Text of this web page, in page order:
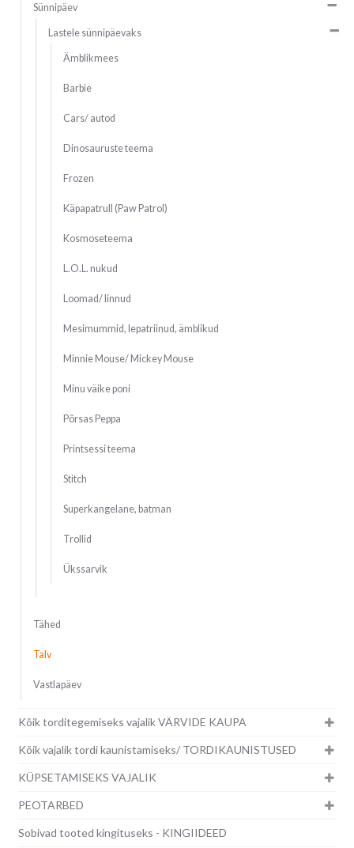
Sünnipäev
Lastele sünnipäevaks
Ämblikmees
Barbie
Cars/ autod
Dinosauruste teema
Frozen
Käpapatrull (Paw Patrol)
Kosmoseteema
L.O.L. nukud
Loomad/ linnud
Mesimummid, lepatriinud, ämblikud
Minnie Mouse/ Mickey Mouse
Minu väike poni
Põrsas Peppa
Printsessi teema
Stitch
Superkangelane, batman
Trollid
Ükssarvik
Tähed
Talv
Vastlapäev
Kõik torditegemiseks vajalik VÄRVIDE KAUPA
Kõik vajalik tordi kaunistamiseks/ TORDIKAUNISTUSED
KÜPSETAMISEKS VAJALIK
PEOTARBED
Sobivad tooted kingituseks - KINGIIDEED